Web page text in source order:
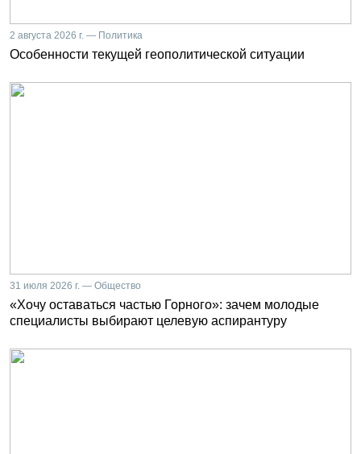
2 августа 2026 г. — Политика
Особенности текущей геополитической ситуации
31 июля 2026 г. — Общество
«Хочу оставаться частью Горного»: зачем молодые
специалисты выбирают целевую аспирантуру